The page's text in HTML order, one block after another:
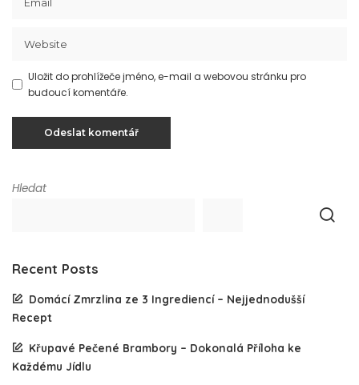
Uložit do prohlížeče jméno, e-mail a webovou stránku pro
budoucí komentáře.
Hledat
Recent Posts
Domácí Zmrzlina ze 3 Ingrediencí – Nejjednodušší
Recept
Křupavé Pečené Brambory – Dokonalá Příloha ke
Každému Jídlu